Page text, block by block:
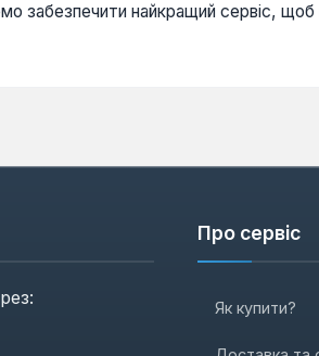
забезпечити найкращий сервіс,
Про сервіс
Як купити?